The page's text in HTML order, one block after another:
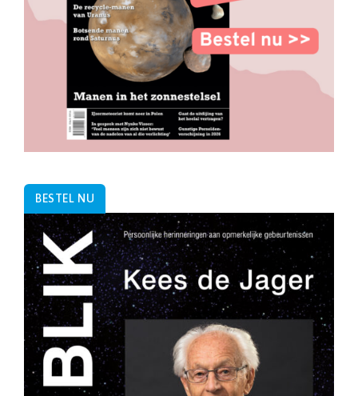
BESTEL NU